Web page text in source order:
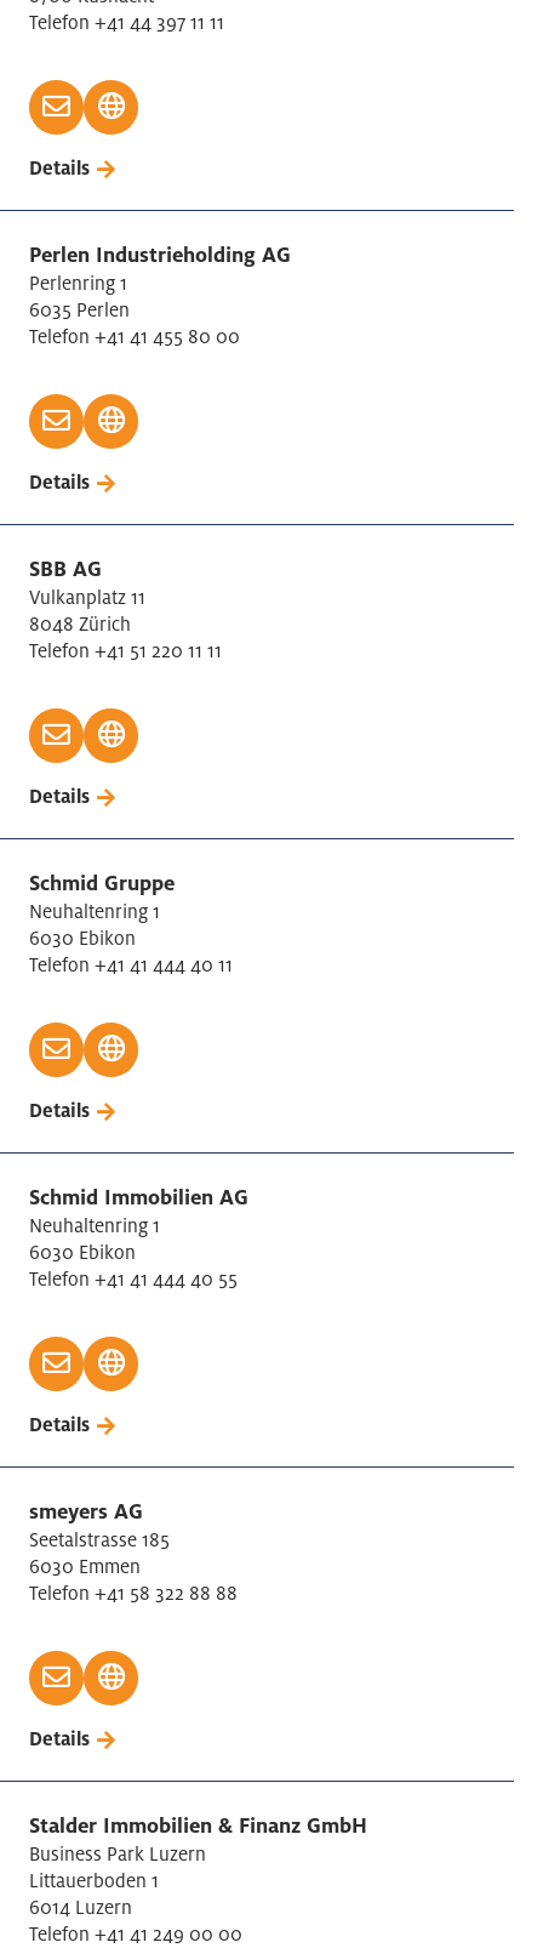
Telefon +41 44 397 11 11
Details
Perlen Industrieholding AG
Perlenring 1
6035 Perlen
Telefon +41 41 455 80 00
Details
SBB AG
Vulkanplatz 11
8048 Zürich
Telefon +41 51 220 11 11
Details
Schmid Gruppe
Neuhaltenring 1
6030 Ebikon
Telefon +41 41 444 40 11
Details
Schmid Immobilien AG
Neuhaltenring 1
6030 Ebikon
Telefon +41 41 444 40 55
Details
smeyers AG
Seetalstrasse 185
6030 Emmen
Telefon +41 58 322 88 88
Details
Stalder Immobilien & Finanz GmbH
Business Park Luzern
Littauerboden 1
6014 Luzern
Telefon +41 41 249 00 00